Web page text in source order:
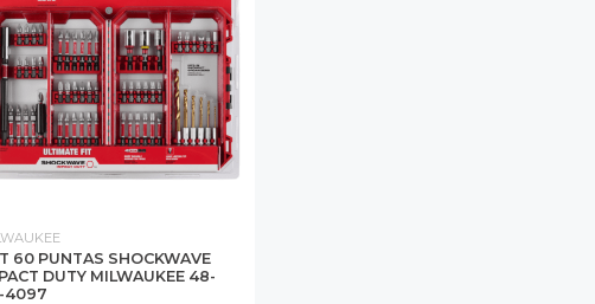
60 PUNTAS SHOCKWAVE
DUTY MILWAUKEE 48-
4097